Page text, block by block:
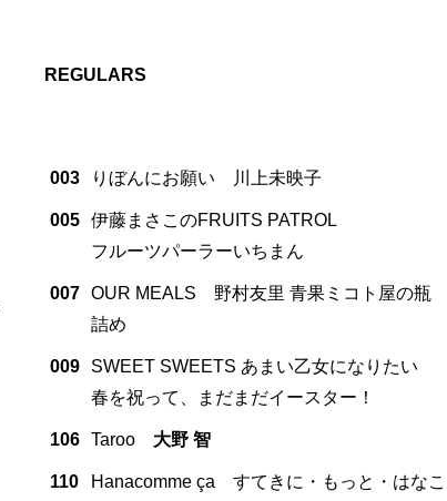
REGULARS
003 りぼんにお願い 川上未映子
005 伊藤まさこのFRUITS PATROL
フルーツパーラーいちまん
007 OUR MEALS 野村友里 青果ミコト屋の瓶
詰め
009
SWEET SWEETS あまい乙女になりたい
春を祝って、まだまだイースター！
106 Taroo 大野 智
110
Hanacomme ça すてきに・もっと・はなこ